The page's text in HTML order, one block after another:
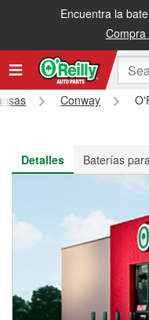
Encuentra la
Recibe tu orden gratis
Conway
Detalles
Baterías